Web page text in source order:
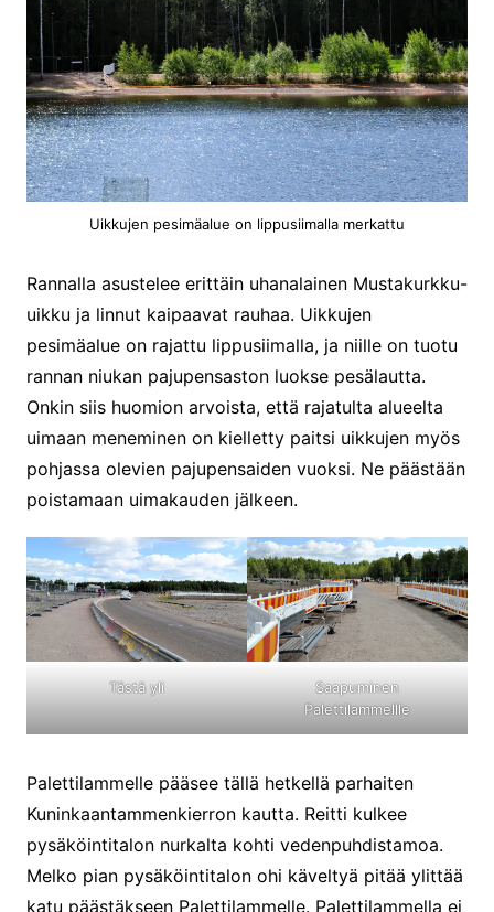
Uikkujen pesimäalue on lippusiimalla merkattu
Rannalla asustelee erittäin uhanalainen Mustakurkku-
uikku ja linnut kaipaavat rauhaa. Uikkujen
pesimäalue on rajattu lippusiimalla, ja niille on tuotu
rannan niukan pajupensaston luokse pesälautta.
Onkin siis huomion arvoista, että rajatulta alueelta
uimaan meneminen on kielletty paitsi uikkujen myös
pohjassa olevien pajupensaiden vuoksi. Ne päästään
poistamaan uimakauden jälkeen.
Tästä yli
Saapuminen
Palettilammellle
Palettilammelle pääsee tällä hetkellä parhaiten
Kuninkaantammenkierron kautta. Reitti kulkee
pysäköintitalon nurkalta kohti vedenpuhdistamoa.
Melko pian pysäköintitalon ohi käveltyä pitää ylittää
katu päästäkseen Palettilammelle. Palettilammella ei